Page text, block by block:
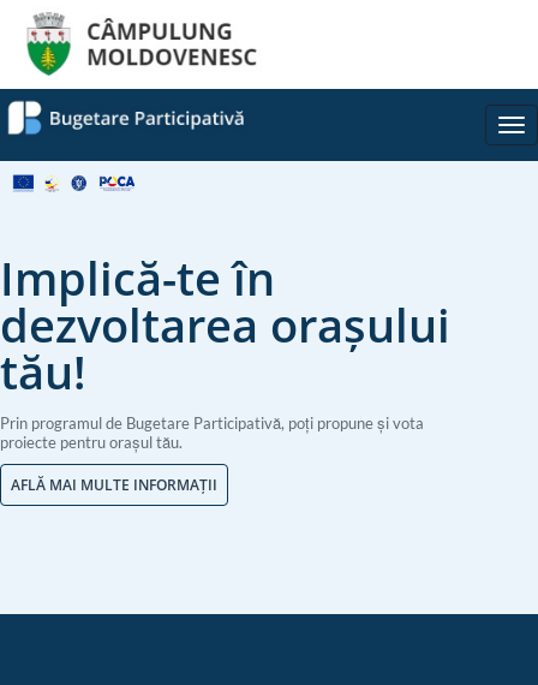
Implică-te în
dezvoltarea orașului
tău!
Prin programul de Bugetare Participativă, poți propune și vota
proiecte pentru orașul tău.
AFLĂ MAI MULTE INFORMAȚII